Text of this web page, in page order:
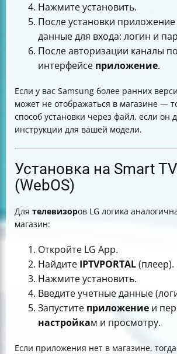
Нажмите установить.
После установки
данные для входа: логин и
После авторизации каналы
интерфейсе приложение.
Если у вас Samsung более ранних
может не отображаться в магазине —
способ установки через файл, если он
инструкции для вашей модели.
Установка на Smart
(WebOS)
Для телевизоров LG логика
магазин:
Откройте LG App.
Найдите IPTVPORTAL(плеер).
Нажмите установить.
Введите учетные данные
Запустите приложение и
настройкам и просмотру.
Если приложения нет в магазине, тогда